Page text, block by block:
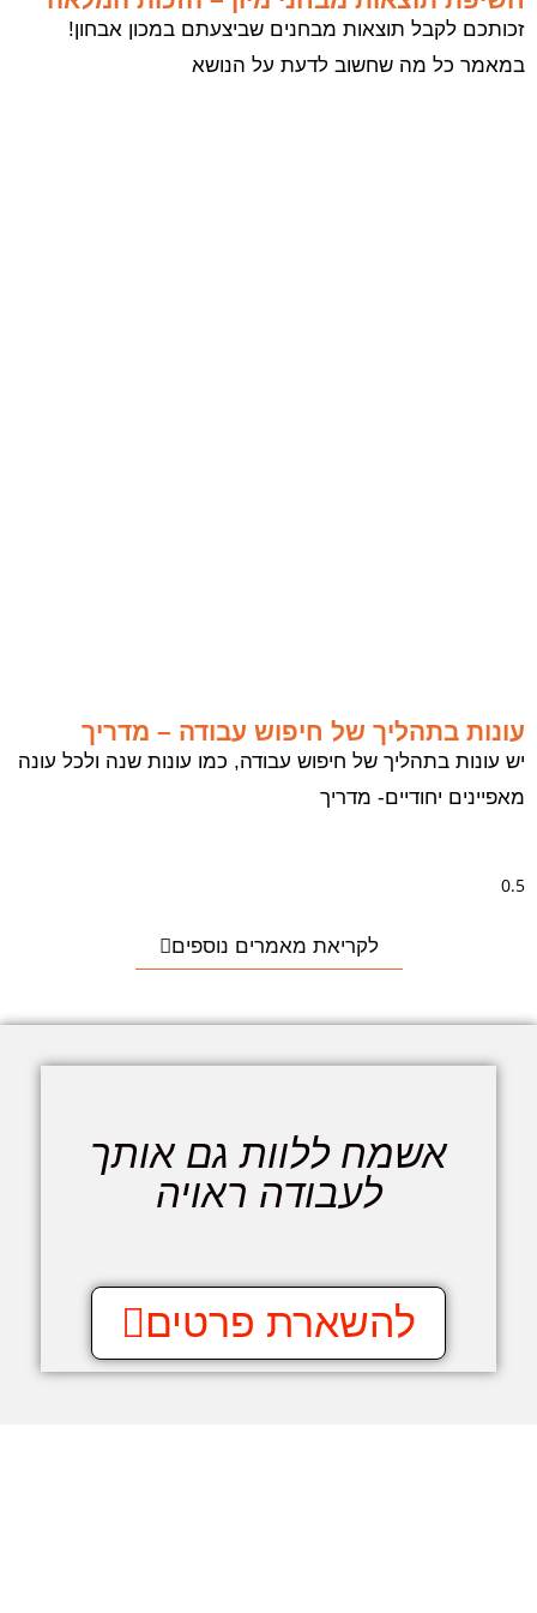
זכותכם לקבל תוצאות מבחנים שביצעתם במכון אבחון!
במאמר כל מה שחשוב לדעת על הנושא
עונות בתהליך של חיפוש עבודה – מדריך
יש עונות בתהליך של חיפוש עבודה, כמו עונות שנה ולכל עונה
מאפיינים יחודיים- מדריך
לקריאת מאמרים נוספים
אשמח ללוות גם אותך
לעבודה ראויה
להשארת פרטים